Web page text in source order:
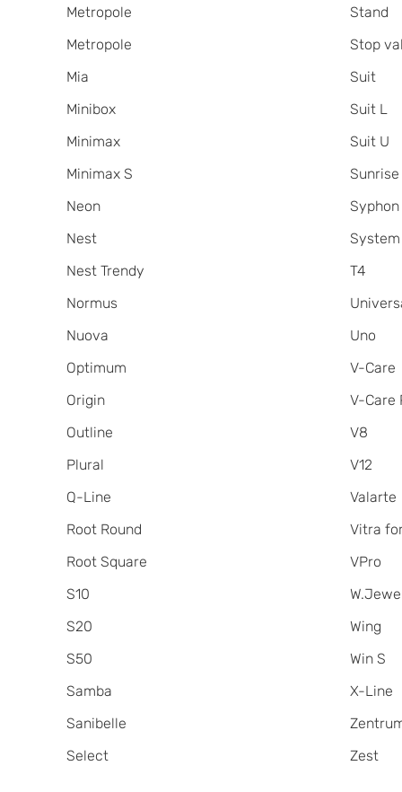
Metropole
Metropole
Mia
Minibox
Minimax
Minimax S
Neon
Nest
Nest Trendy
Normus
Nuova
Optimum
Origin
Outline
Plural
Q-Line
Root Round
Root Square
S10
S20
S50
Samba
Sanibelle
Select
Stand
Stop
Suit
Suit L
Suit U
Sunrise
Syphon
T4
Uno
V-Care
V-Care
V8
V12
Valarte
Vitra
VPro
Wing
Win S
X-Line
Zest